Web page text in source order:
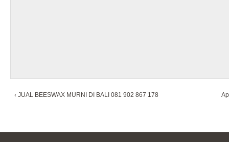
‹ JUAL BEESWAX MURNI DI BALI 081 902 867 178